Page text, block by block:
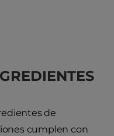
de
cumplen con